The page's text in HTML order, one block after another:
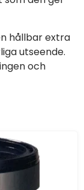
hållbar extra
utseende.
och